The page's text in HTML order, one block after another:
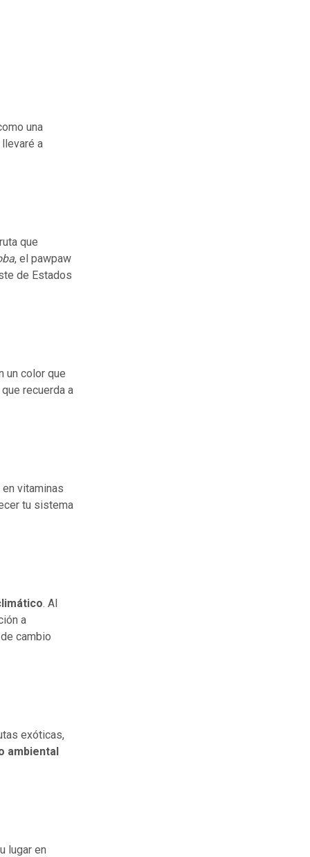
una
a
que
, el pawpaw
de Estados
un color que
recuerda a
vitaminas
tu sistema
. Al
a
cambio
exóticas,
ambiental
lugar en